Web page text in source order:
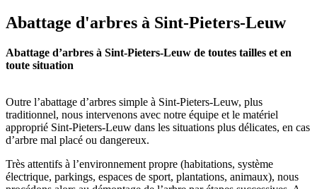
Abattage d'arbres à Sint-Pieters-Leuw
Abattage d’arbres à Sint-Pieters-Leuw de toutes tailles et en
toute situation
Outre l’abattage d’arbres simple à Sint-Pieters-Leuw, plus
traditionnel, nous intervenons avec notre équipe et le matériel
approprié Sint-Pieters-Leuw dans les situations plus délicates, en cas
d’arbre mal placé ou dangereux.
Très attentifs à l’environnement propre (habitations, système
électrique, parkings, espaces de sport, plantations, animaux), nous